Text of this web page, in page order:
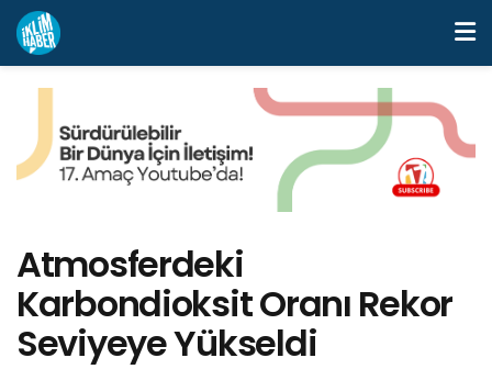
Atmosferdeki
Karbondioksit Oranı Rekor
Seviyeye Yükseldi